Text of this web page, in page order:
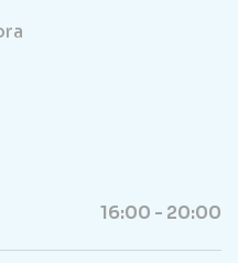
16:00 - 20:00